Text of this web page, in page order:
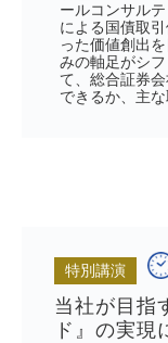
ールコンサル
による国債取
った価値創出
みの軸足がシ
て、総合証券
できるか、主
特別講演
当社が目指
ド』の実現